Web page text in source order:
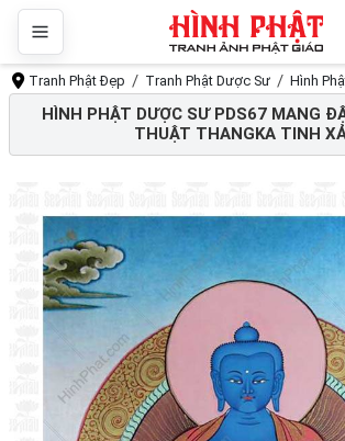
Tranh Phật Đẹp Tranh Phật Dược Sư Hình
HÌNH PHẬT DƯỢC SƯ PDS67 MANG
THUẬT THANGKA TINH